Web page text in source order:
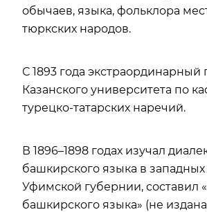
обычаев, языка, фольклора
тюркских народов.
С 1893 года
Казанского университета по
турецко-татарских наречий.
В 1896–1898 годах изучал
башкирского языка в западных
Уфимской губернии, составил
башкирского языка» (не